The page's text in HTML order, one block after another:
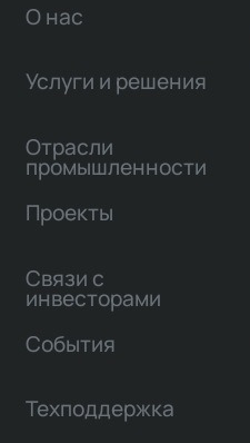
О нас
Услуги и решения
Отрасли
промышленности
Проекты
Связи с
инвесторами
События
Техподдержка